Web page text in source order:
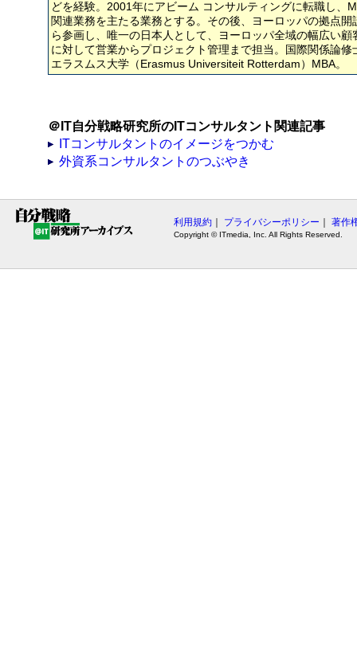
どを経験。2001年にアビーム コンサルティングに転職し、
関連業務を主たる業務とする。その後、ヨーロッパの拠点開
ら参画し、唯一の日本人として、ヨーロッパ全域の幅広い顧
に対して営業からプロジェクト管理まで担当。国際関係論修
エラスムス大学（Erasmus Universiteit Rotterdam）MBA。
＠IT自分戦略研究所のITコンサルタント関連記事
ITコンサルタントのイメージをつかむ
外資系コンサルタントのつぶやき
利用規約 プライバシーポリシー 著作
Copyright © ITmedia, Inc. All Rights Reserved.